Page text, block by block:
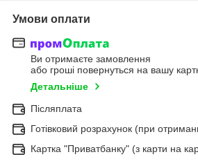
Умови оплати
Ви отримаєте замовлення
або гроші повернуться на вашу
Детальніше
Післяплата
Готівковий розрахунок (при
Картка "Приватбанку" (з карти на